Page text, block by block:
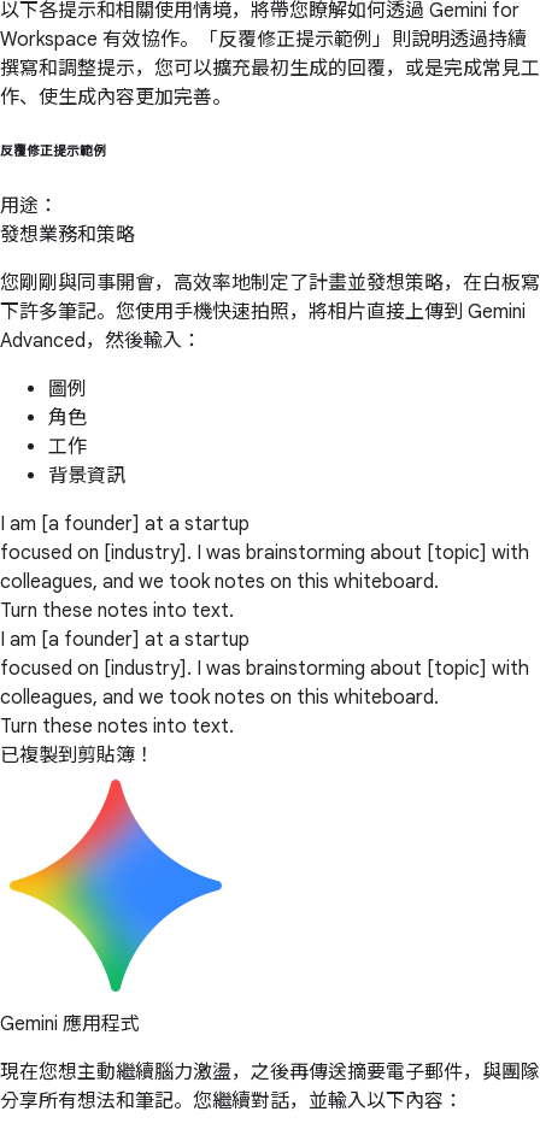
以下各提示和相關使用情境，將帶您瞭解如何透過 Gemini for
Workspace 有效協作。「反覆修正提示範例」則說明透過持續
撰寫和調整提示，您可以擴充最初生成的回覆，或是完成常見工
作、使生成內容更加完善。
反覆修正提示範例
用途：
發想業務和策略
您剛剛與同事開會，高效率地制定了計畫並發想策略，在白板寫
下許多筆記。您使用手機快速拍照，將相片直接上傳到 Gemini
Advanced，然後輸入：
圖例
角色
工作
背景資訊
I am [a founder] at a startup
focused on [industry]. I was brainstorming about [topic] with
colleagues, and we took notes on this whiteboard.
Turn these notes into text.
I am [a founder] at a startup
focused on [industry]. I was brainstorming about [topic] with
colleagues, and we took notes on this whiteboard.
Turn these notes into text.
已複製到剪貼簿！
Gemini 應用程式
現在您想主動繼續腦力激盪，之後再傳送摘要電子郵件，與團隊
分享所有想法和筆記。您繼續對話，並輸入以下內容：